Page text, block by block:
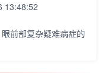
13:48:52
前部复杂疑难病症的